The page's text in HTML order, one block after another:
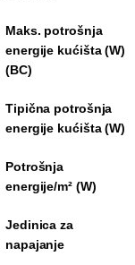
Maks. potrošnja
energije kućišta (W)
(BC)
Tipična potrošnja
energije kućišta (W)
Potrošnja
energije/m² (W)
Jedinica za
napajanje